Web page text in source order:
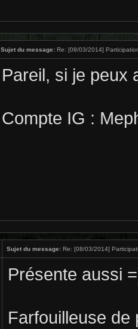
Sujet du message: Re: [08/03/2014]
Pareil, si je peux
Compte IG :
Sujet du message: Re: [08/03/2014]
Présente aussi
Farfouilleuse de